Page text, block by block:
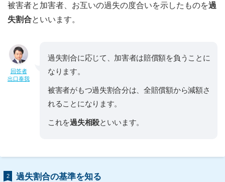
被害者と加害者、お互いの過失の度合いを示したものを過
失割合といいます。
回答者
出口泰我
過失割合に応じて、加害者は賠償額を負うことに
なります。
被害者がもつ過失割合分は、全賠償額から減額さ
れることになります。
これを過失相殺といいます。
2 過失割合の基準を知る